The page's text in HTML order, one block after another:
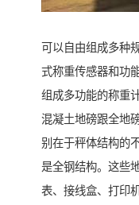
可以自由组成多种
式称重传感器和功
组成多功能的称重
混凝土地磅跟全地
别在于秤体结构的
是全钢结构。这些
表、接线盒、打印